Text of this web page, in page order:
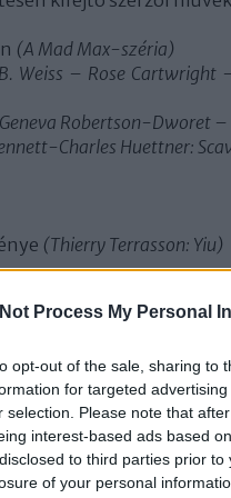
Process My Personal
opt-out of the sale, sharing to
for targeted
selection. Please note that
interest-based ads based
to third parties prior
of your personal
(A Mad Max-széria)
Weiss – Rose
Robertson-Dworet
Charles Huettner:
(Thierry Terrasson: Yiu)
rendező(Roger Corman –
filmet(Daniel
2024)
rövidfilmfesztivál)